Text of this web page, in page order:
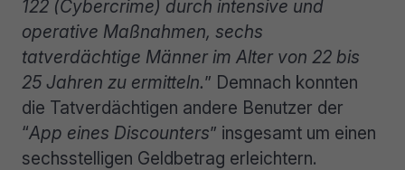
122 (Cybercrime) durch intensive und
operative Maßnahmen, sechs
tatverdächtige Männer im Alter von 22 bis
25 Jahren zu ermitteln.” Demnach konnten
die Tatverdächtigen andere Benutzer der
“App eines Discounters” insgesamt um einen
sechsstelligen Geldbetrag erleichtern.